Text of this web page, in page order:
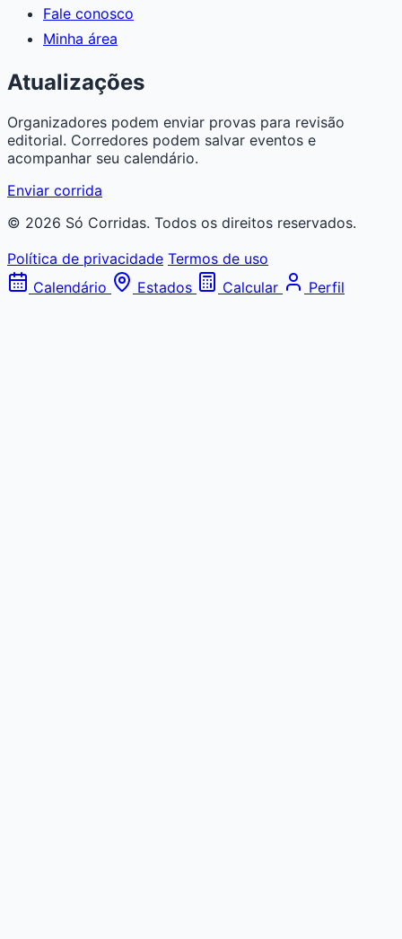
Fale conosco
Minha área
Atualizações
Organizadores podem enviar provas para revisão
editorial. Corredores podem salvar eventos e
acompanhar seu calendário.
Enviar corrida
© 2026 Só Corridas. Todos os direitos reservados.
Política de privacidade Termos de uso
Calendário
Estados Calcular Perfil